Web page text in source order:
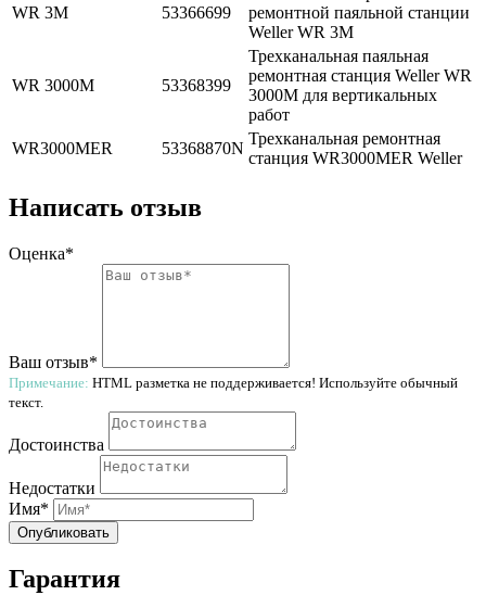
WR 3M 53366699
ремонтной паяльной станции
Weller WR 3M
WR 3000M 53368399
Трехканальная паяльная
ремонтная станция Weller WR
3000M для вертикальных
работ
WR3000MER
53368870N
Трехканальная ремонтная
станция WR3000MER Weller
Написать отзыв
Оценка*
Ваш отзыв*
Примечание: HTML разметка не поддерживается! Используйте обычный
текст.
Достоинства
Недостатки
Имя*
Опубликовать
Гарантия